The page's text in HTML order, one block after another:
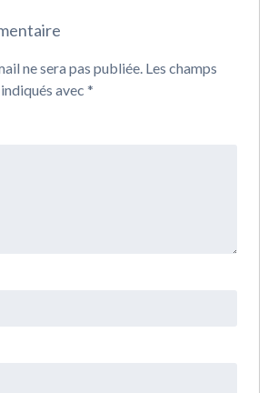
ne sera pas publiée. Les champs
avec *